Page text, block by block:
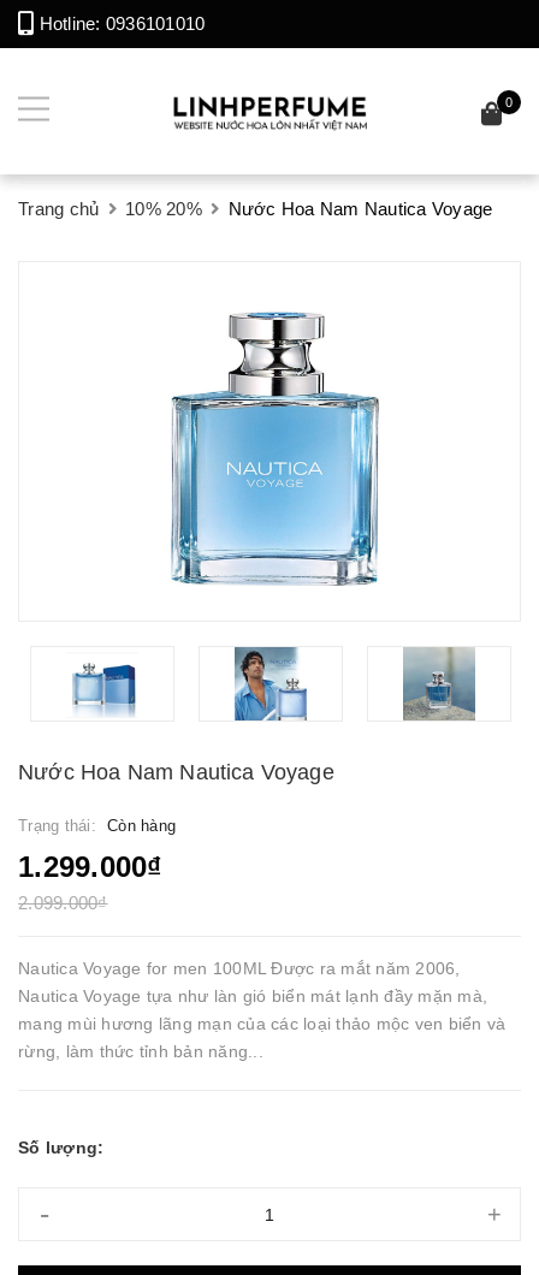
Hotline: 0936101010
0
Trang chủ 10% 20% Nước Hoa Nam Nautica Voyage
Nước Hoa Nam Nautica Voyage
Trạng thái: Còn hàng
1.299.000₫
2.099.000₫
Nautica Voyage for men 100ML Được ra mắt năm 2006,
Nautica Voyage tựa như làn gió biển mát lạnh đầy mặn mà,
mang mùi hương lãng mạn của các loại thảo mộc ven biển và
rừng, làm thức tỉnh bản năng...
Số lượng:
- +